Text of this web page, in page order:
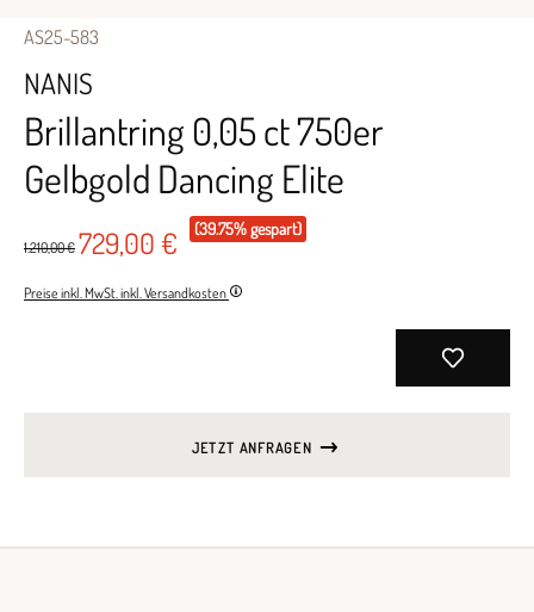
AS25-583
NANIS
Brillantring 0,05 ct 750er
Gelbgold Dancing Elite
1.210,00 € 729,00 € (39.75% gespart)
Preise inkl. MwSt. inkl. Versandkosten
JETZT ANFRAGEN